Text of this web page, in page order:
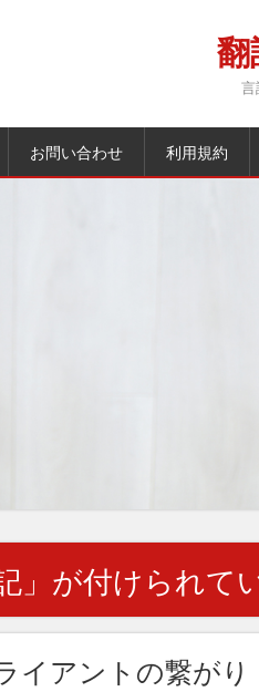
お問い合わせ 利用規約
」が付けられて
イアントの繋がり